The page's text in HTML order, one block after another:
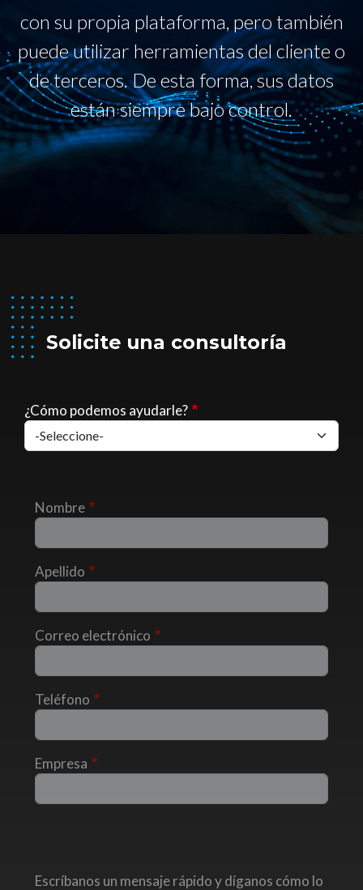
con su propia plataforma, pero también
puede utilizar herramientas del cliente o
de terceros. De esta forma, sus datos
están siempre bajo control.
Solicite una consultoría
¿Cómo podemos ayudarle?
Nombre
Apellido
Correo electrónico
Teléfono
Empresa
Escríbanos un mensaje rápido y díganos cómo lo